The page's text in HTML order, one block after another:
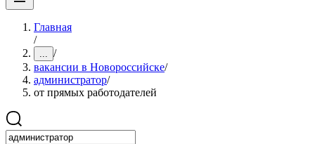
Главная
/
... /
вакансии в Новороссийске/
администратор/
от прямых работодателей